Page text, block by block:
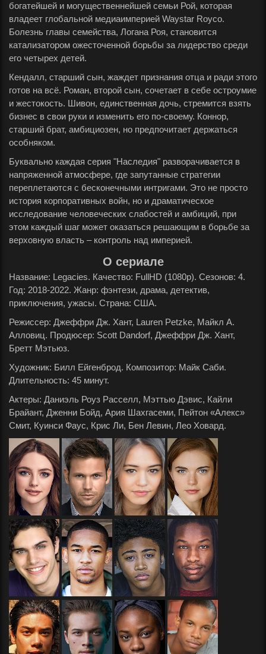
богатейшей и могущественнейшей семьи Рой, которая
владеет глобальной медиаимперией Waystar Royco.
Болезнь главы семейства, Логана Роя, становится
катализатором ожесточенной борьбы за лидерство среди
его четырех детей.
Кендалл, старший сын, жаждет признания отца и ради этого
готов на всё. Роман, второй сын, сочетает в себе остроумие
и жестокость. Шивон, единственная дочь, стремится взять
бизнес в свои руки и изменить его по-своему. Коннор,
старший брат, амбициозен, но предпочитает держаться
особняком.
Буквально каждая серия "Наследия" разворачивается в
напряженной атмосфере, где запутанные стратегии
переплетаются с бесконечными интригами. Это не просто
история корпоративных войн, но и драматическое
исследование человеческих слабостей и амбиций, при
этом каждый шаг может оказаться решающим в борьбе за
верховную власть – контроль над империей.
О сериале
Название: Legacies. Качество: FullHD (1080p). Сезонов: 4.
Год: 2018-2022. Жанр: фэнтези, драма, детектив,
приключения, ужасы. Страна: США.
Режиссер: Джеффри Дж. Хант, Lauren Petzke, Майкл А.
Алловиц. Продюсер: Scott Dandorf, Джеффри Дж. Хант,
Бретт Мэтьюз.
Художник: Билл Ейгенброд. Композитор: Майк Саби.
Длительность: 45 минут.
Актеры: Даниэль Роуз Расселл, Мэттью Дэвис, Кайли
Брайант, Дженни Бойд, Ария Шахгасеми, Пейтон «Алекс»
Смит, Куинси Фаус, Крис Ли, Бен Левин, Лео Ховард.